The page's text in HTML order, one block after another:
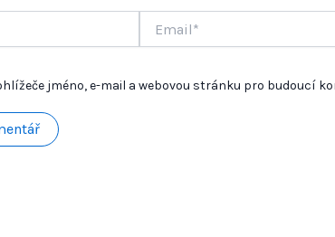
jméno, e-mail a webovou stránku pro budoucí